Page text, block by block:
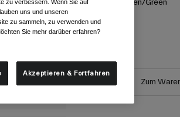
Farben - Glow Green/Green
ausgewählt
Zum
zu verbessern. Wenn Sie auf
uns und unseren
zu sammeln, zu verwenden und
Sie mehr darüber erfahren?
Akzeptieren & Fortfahren